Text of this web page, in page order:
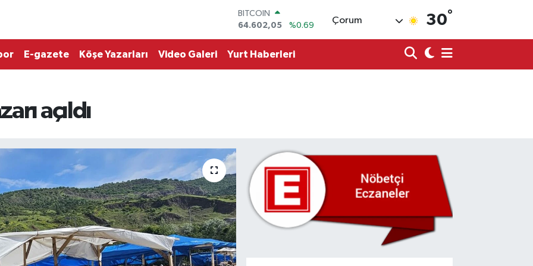
64.602,05
DOLAR
47,5986
%0.06
EURO
Çorum 30°
E-gazete Köşe Yazarları Video Galeri Yurt Haberleri
açıldı